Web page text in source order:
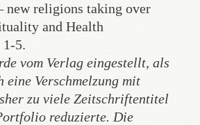
new religions taking over
and Health
5.
vom Verlag eingestellt, als
eine Verschmelzung mit
zu viele Zeitschriftentitel
reduzierte. Die